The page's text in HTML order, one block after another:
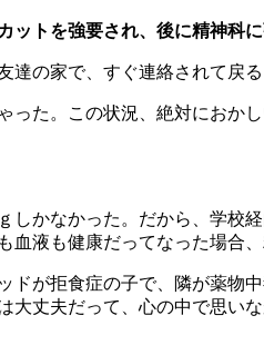
トを強要され、後に精神科に
の家で、すぐ連絡されて戻
た。この状況、絶対にお
かなかった。だから、学校
液も健康だってなった場合
が拒食症の子で、隣が薬
丈夫だって、心の中で思いな